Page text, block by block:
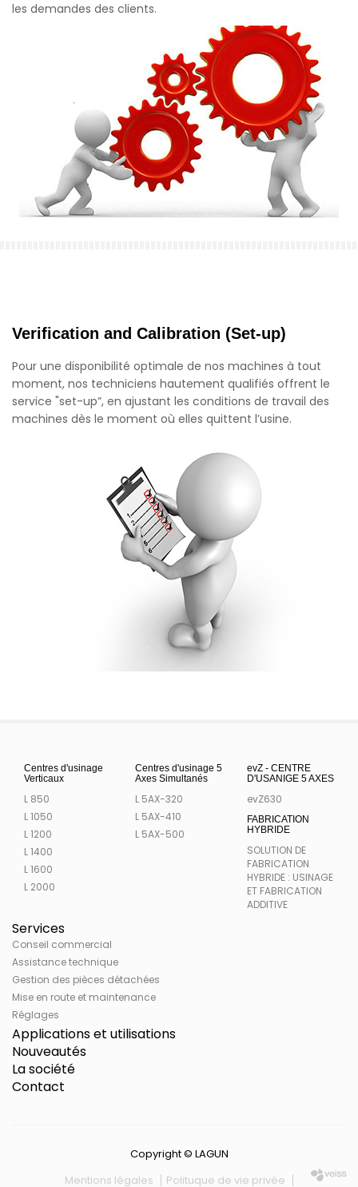
les demandes des clients.
Verification and Calibration (Set-up)
Pour une disponibilité optimale de nos machines à tout
moment, nos techniciens hautement qualifiés offrent le
service "set-up”, en ajustant les conditions de travail des
machines dès le moment où elles quittent l’usine.
Centres d'usinage
Verticaux
L 850
L 1050
L 1200
L 1400
L 1600
L 2000
Centres d'usinage 5
Axes Simultanés
L 5AX-320
L 5AX-410
L 5AX-500
evZ - CENTRE
D'USANIGE 5 AXES
evZ630
FABRICATION
HYBRIDE
SOLUTION DE
FABRICATION
HYBRIDE : USINAGE
ET FABRICATION
ADDITIVE
Services
Conseil commercial
Assistance technique
Gestion des pièces détachées
Mise en route et maintenance
Réglages
Applications et utilisations
Nouveautés
La société
Contact
Copyright © LAGUN
Mentions légales
Polituque de vie privée